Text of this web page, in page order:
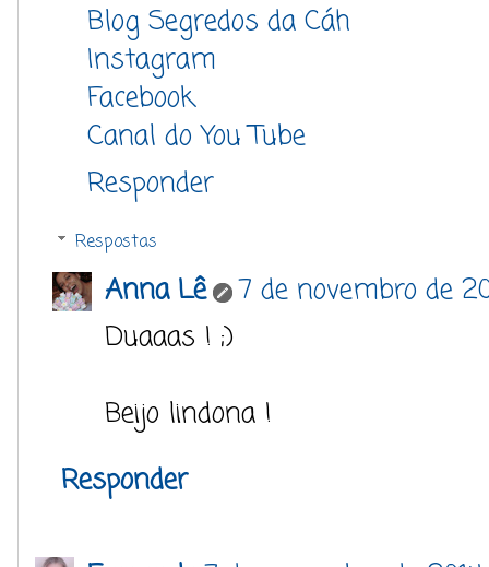
Blog Segredos da Cáh
Instagram
Facebook
Canal do You Tube
Responder
Respostas
Anna Lê
7 de novembro de
Duaaas ! ;)
Beijo lindona !
Responder